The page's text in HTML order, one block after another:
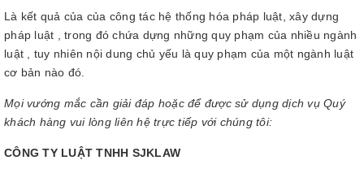
Là kết quả của của công tác hệ thống hóa pháp luật, xây dựng
pháp luật , trong đó chứa dựng những quy phạm của nhiều ngành
luật , tuy nhiên nội dung chủ yếu là quy phạm của một ngành luật
cơ bản nào đó.
Mọi vướng mắc cần giải đáp hoặc để được sử dụng dịch vụ Quý
khách hàng vui lòng liên hệ trực tiếp với chúng tôi:
CÔNG TY LUẬT TNHH SJKLAW